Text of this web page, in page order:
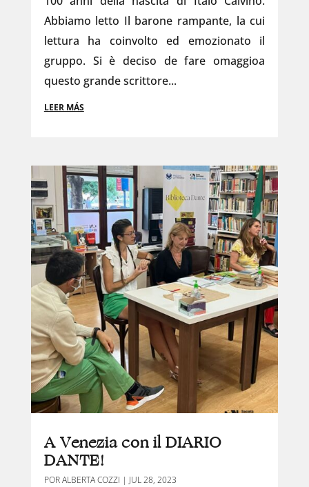
Abbiamo letto Il barone rampante, la cui
lettura ha coinvolto ed emozionato il
gruppo. Si è deciso de fare omaggioa
questo grande scrittore...
LEER MÁS
A Venezia con il DIARIO
DANTE!
PORALBERTA COZZI | JUL 28, 2023